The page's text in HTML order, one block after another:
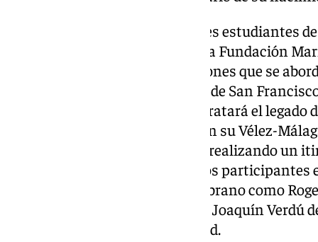
Van a participar conferenciantes estudiantes
nacionales e internacionales. La Fundación
medio centenar de comunicaciones que se
se repartirán entre el Convento de San
Exilio y el Palacio de Beniel. Se tratará el
vista biográfico que arrancará en su Vélez-
historiador Francisco Montoro realizando un
países que la formaron. Entre los participantes
especialistas en la obra de Zambrano como
Bolaño, Mercedes Gómez Blesa, Joaquín Verdú
Mascarell o María Luisa Maillard.